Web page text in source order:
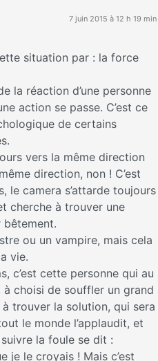
7 juin 2015 à 12 h 19 min
situation par : la force
la réaction d’une personne
action se passe. C’est ce
de certains
vers la même direction
direction, non ! C’est
le camera s’attarde toujours
cherche à trouver une
ou un vampire, mais cela
vie.
c’est cette personne qui au
choisi de souffler un grand
trouver la solution, qui sera
le monde l’applaudit, et
la foule se dit :
je le croyais ! Mais c’est